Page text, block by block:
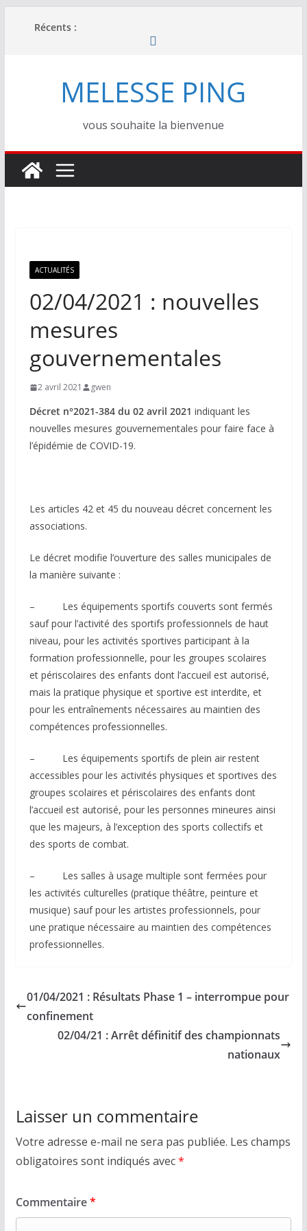
Récents :
MELESSE PING
vous souhaite la bienvenue
ACTUALITÉS
02/04/2021 : nouvelles
mesures
gouvernementales
2 avril 2021 gwen
Décret n°2021-384 du 02 avril 2021 indiquant les
nouvelles mesures gouvernementales pour faire face à
l’épidémie de COVID-19.
Les articles 42 et 45 du nouveau décret concernent les
associations.
Le décret modifie l’ouverture des salles municipales de
la manière suivante :
– Les équipements sportifs couverts sont fermés
sauf pour l’activité des sportifs professionnels de haut
niveau, pour les activités sportives participant à la
formation professionnelle, pour les groupes scolaires
et périscolaires des enfants dont l’accueil est autorisé,
mais la pratique physique et sportive est interdite, et
pour les entraînements nécessaires au maintien des
compétences professionnelles.
– Les équipements sportifs de plein air restent
accessibles pour les activités physiques et sportives des
groupes scolaires et périscolaires des enfants dont
l’accueil est autorisé, pour les personnes mineures ainsi
que les majeurs, à l’exception des sports collectifs et
des sports de combat.
– Les salles à usage multiple sont fermées pour
les activités culturelles (pratique théâtre, peinture et
musique) sauf pour les artistes professionnels, pour
une pratique nécessaire au maintien des compétences
professionnelles.
01/04/2021 : Résultats Phase 1 – interrompue pour
confinement
02/04/21 : Arrêt définitif des championnats
nationaux
Laisser un commentaire
Votre adresse e-mail ne sera pas publiée. Les champs
obligatoires sont indiqués avec*
Commentaire*